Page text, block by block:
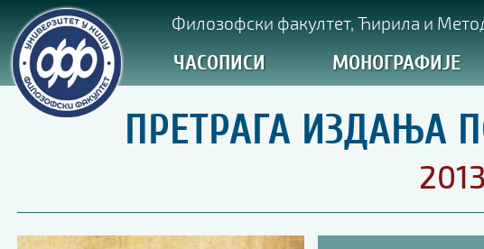
Филозофски факултет, Ћирила и
ЧАСОПИСИ МОНОГРАФИЈЕ
ПРЕТРАГА ИЗДАЊА
2013